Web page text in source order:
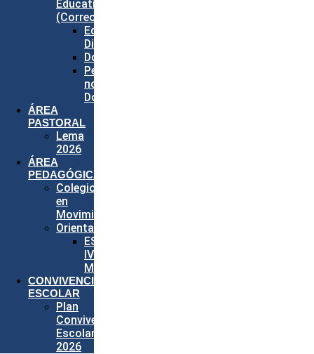
Educativa
(Correos)
Equipo
Directivo
Docentes
Personal
no
Docente
ÁREA
PASTORAL
Lema
2026
ÁREA
PEDAGÓGICA
Colegio
en
Movimiento
Orientación
ESPECIAL
IV
MEDIOS
CONVIVENCIA
ESCOLAR
Plan
Convivencia
Escolar
2026